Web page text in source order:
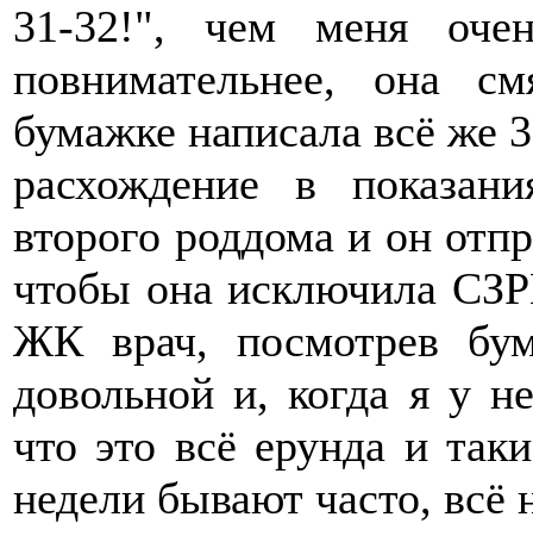
31-32!", чем меня
повнимательнее, она
бумажке написала всё же
расхождение в
второго роддома и он
чтобы она исключила
ЖК врач, посмотрев
довольной и, когда я у
что это всё ерунда и
недели бывают часто, всё